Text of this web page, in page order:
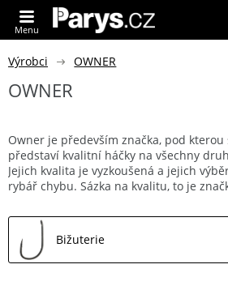
Menu
Výrobci OWNER
OWNER
Owner je především značka, pod
představí kvalitní háčky na všechny
Jejich kvalita je vyzkoušená a jejich
rybář chybu. Sázka na kvalitu, to je
Bižuterie